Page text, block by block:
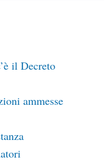
il Decreto
ammesse